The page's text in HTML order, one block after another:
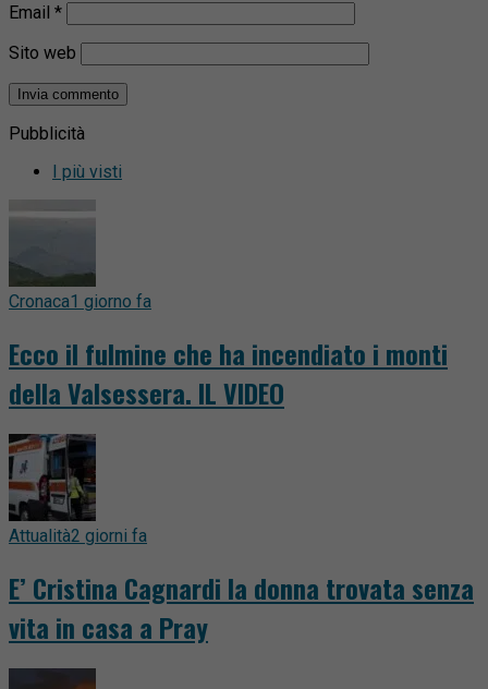
Email *
Sito web
Pubblicità
I più visti
Cronaca1 giorno fa
Ecco il fulmine che ha incendiato i monti
della Valsessera. IL VIDEO
Attualità2 giorni fa
E’ Cristina Cagnardi la donna trovata senza
vita in casa a Pray